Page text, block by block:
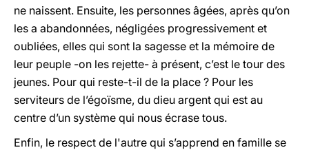
ne naissent. Ensuite, les personnes âgées, après qu’on
les a abandonnées, négligées progressivement et
oubliées, elles qui sont la sagesse et la mémoire de
leur peuple -on les rejette- à présent, c’est le tour des
jeunes. Pour qui reste-t-il de la place ? Pour les
serviteurs de l’égoïsme, du dieu argent qui est au
centre d’un système qui nous écrase tous.
Enfin, le respect de l'autre qui s’apprend en famille se